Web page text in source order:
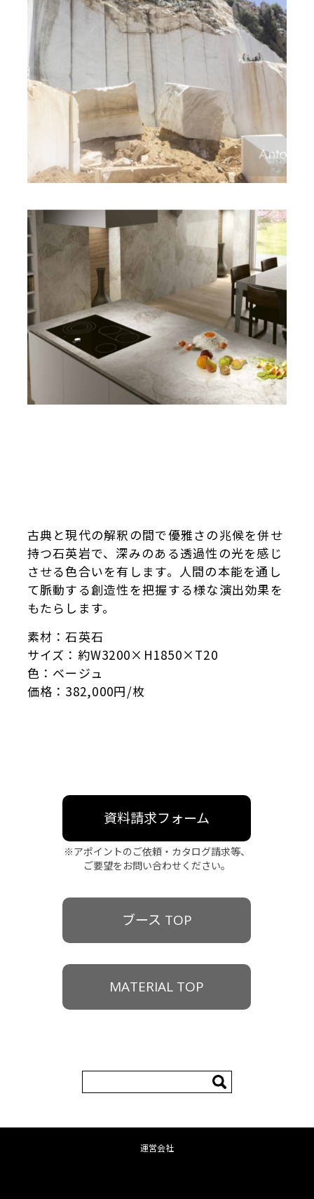
古典と現代の解釈の間で優雅さの兆候を併せ
持つ石英岩で、深みのある透過性の光を感じ
させる色合いを有します。人間の本能を通し
て脈動する創造性を把握する様な演出効果を
もたらします。
素材：石英石
サイズ：約W3200×H1850×T20
色：ベージュ
価格：382,000円/枚
資料請求フォーム
※アポイントのご依頼・カタログ請求等、
ご要望をお問い合わせください。
ブース TOP
MATERIAL TOP
索:
運営会社